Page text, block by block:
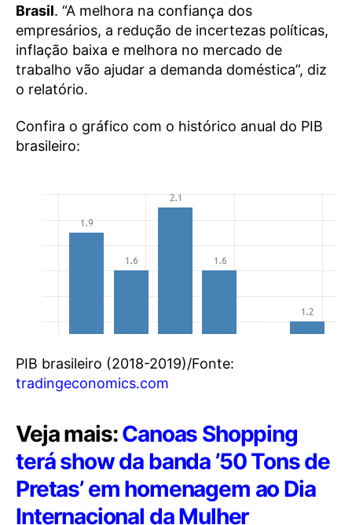
Brasil. “A melhora na confiança dos
empresários, a redução de incertezas políticas,
inflação baixa e melhora no mercado de
trabalho vão ajudar a demanda doméstica”, diz
o relatório.
Confira o gráfico com o histórico anual do PIB
brasileiro:
PIB brasileiro (2018-2019)/Fonte:
tradingeconomics.com
Veja mais:Canoas Shopping
terá show da banda ’50 Tons de
Pretas’ em homenagem ao Dia
Internacional da Mulher